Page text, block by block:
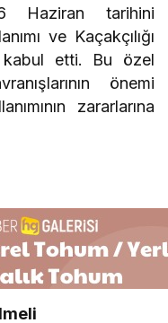
Haziran tarihini
ve Kaçakçılığı
etti. Bu özel
önemi
zararlarına